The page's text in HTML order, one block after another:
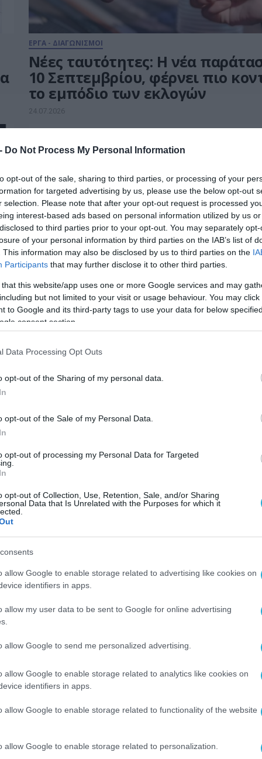
Do Not Process My Personal Information
opt-out of the sale, sharing to third parties, or processing of your
for targeted advertising by us, please use the below opt-out
selection. Please note that after your opt-out request is processed
interest-based ads based on personal information utilized by us
to third parties prior to your opt-out. You may separately
of your personal information by third parties on the IAB’s list of
This information may also be disclosed by us to third parties on the
Participants that may further disclose it to other third parties.
that this website/app uses one or more Google services and may
but not limited to your visit or usage behaviour. You may
to Google and its third-party tags to use your data for below
consent section.
Data Processing Opt Outs
opt-out of the Sharing of my personal data.
opt-out of the Sale of my Personal Data.
opt-out of processing my Personal Data for Targeted
opt-out of Collection, Use, Retention, Sale, and/or Sharing
Data that Is Unrelated with the Purposes for which it
allow Google to enable storage related to advertising like cookies on
identifiers in apps.
allow my user data to be sent to Google for online advertising
allow Google to send me personalized advertising.
allow Google to enable storage related to analytics like cookies on
identifiers in apps.
allow Google to enable storage related to functionality of the website
allow Google to enable storage related to personalization.
ΕΡΓΑ - ΔΙΑΓΩΝΙΣΜΟΙ
Νέες ταυτότητες: Η νέα
10 Σεπτεμβρίου, φέρνει πιο
το εμπόδιο των εκλογών
24.07.2026
ΠΟΛΙΤΙΚΗ
DSRB: Η νέα διεθνής τράπεζα
Άμυνας και Ανθεκτικότητας
Ελλάδα
23.07.2026
ΑΡΘΡΟΓΡΑΦΙΑ
Κ. Μητσοτάκης: «Τρέχουμε σαν
ψηφίζουμε αύριο. Οι Εκλογές
άνοιξη του 2027»
22.07.2026